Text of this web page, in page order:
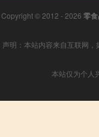
Copyright © 2012 - 2026 零
声明：本站内容来自互联网
本站仅为个人